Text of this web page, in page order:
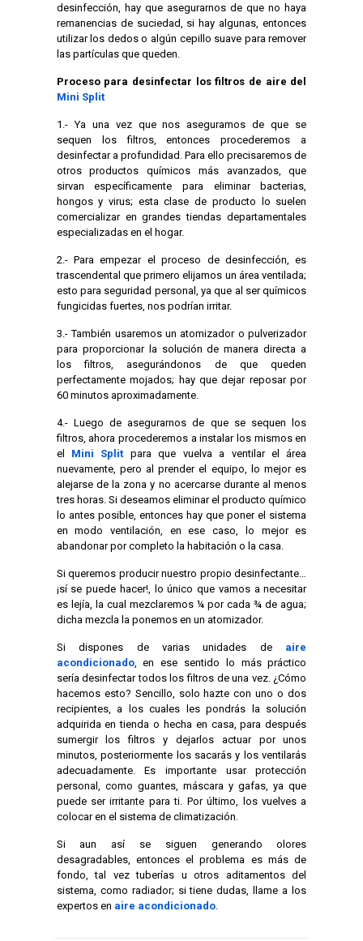
desinfección, hay que asegurarnos de que no haya
remanencias de suciedad, si hay algunas, entonces
utilizar los dedos o algún cepillo suave para remover
las partículas que queden.
Proceso para desinfectar los filtros de aire del
Mini Split
1.- Ya una vez que nos aseguramos de que se
sequen los filtros, entonces procederemos a
desinfectar a profundidad. Para ello precisaremos de
otros productos químicos más avanzados, que
sirvan específicamente para eliminar bacterias,
hongos y virus; esta clase de producto lo suelen
comercializar en grandes tiendas departamentales
especializadas en el hogar.
2.- Para empezar el proceso de desinfección, es
trascendental que primero elijamos un área ventilada;
esto para seguridad personal, ya que al ser químicos
fungicidas fuertes, nos podrían irritar.
3.- También usaremos un atomizador o pulverizador
para proporcionar la solución de manera directa a
los filtros, asegurándonos de que queden
perfectamente mojados; hay que dejar reposar por
60 minutos aproximadamente.
4.- Luego de asegurarnos de que se sequen los
filtros, ahora procederemos a instalar los mismos en
el Mini Split para que vuelva a ventilar el área
nuevamente, pero al prender el equipo, lo mejor es
alejarse de la zona y no acercarse durante al menos
tres horas. Si deseamos eliminar el producto químico
lo antes posible, entonces hay que poner el sistema
en modo ventilación, en ese caso, lo mejor es
abandonar por completo la habitación o la casa.
Si queremos producir nuestro propio desinfectante…
¡sí se puede hacer!, lo único que vamos a necesitar
es lejía, la cual mezclaremos ¼ por cada ¾ de agua;
dicha mezcla la ponemos en un atomizador.
Si dispones de varias unidades de aire
acondicionado, en ese sentido lo más práctico
sería desinfectar todos los filtros de una vez. ¿Cómo
hacemos esto? Sencillo, solo hazte con uno o dos
recipientes, a los cuales les pondrás la solución
adquirida en tienda o hecha en casa, para después
sumergir los filtros y dejarlos actuar por unos
minutos, posteriormente los sacarás y los ventilarás
adecuadamente. Es importante usar protección
personal, como guantes, máscara y gafas, ya que
puede ser irritante para ti. Por último, los vuelves a
colocar en el sistema de climatización.
Si aun así se siguen generando olores
desagradables, entonces el problema es más de
fondo, tal vez tuberías u otros aditamentos del
sistema, como radiador; si tiene dudas, llame a los
expertos en aire acondicionado.